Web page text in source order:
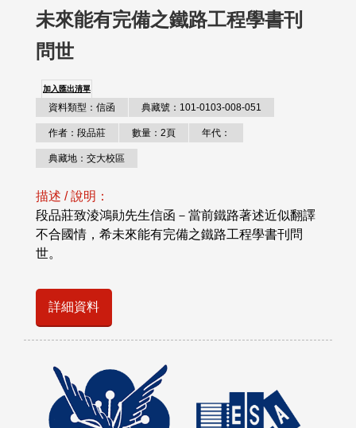
未來能有完備之鐵路工程學書刊
問世
加入匯出清單
資料類型：信函 典藏號：101-0103-008-051
作者：段品莊 數量：2頁 年代：
典藏地：交大校區
描述 / 說明：
段品莊致淩鴻勛先生信函－當前鐵路著述近似翻譯
不合國情，希未來能有完備之鐵路工程學書刊問
世。
詳細資料